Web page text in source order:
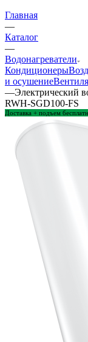
Главная
—
Каталог
—
Водонагреватели
Кондиционеры
и осушение
—Электрический
RWH-SGD100-FS
Доставка + подъем